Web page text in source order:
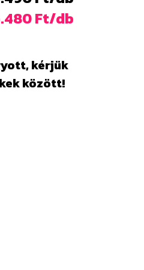
Ft/db
kérjük
között!